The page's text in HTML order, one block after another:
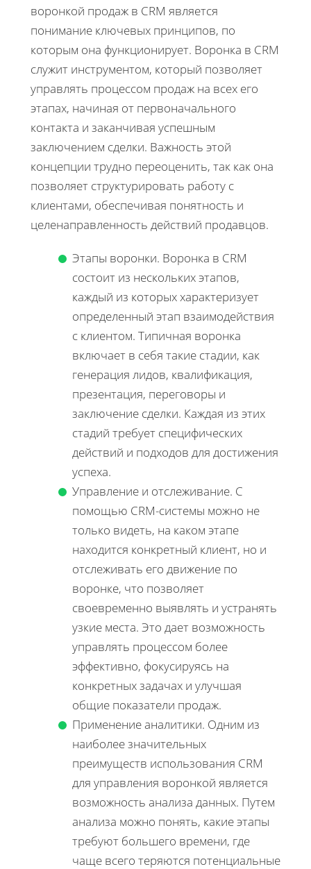
воронкой продаж в CRM является
понимание ключевых принципов, по
которым она функционирует. Воронка в CRM
служит инструментом, который позволяет
управлять процессом продаж на всех его
этапах, начиная от первоначального
контакта и заканчивая успешным
заключением сделки. Важность этой
концепции трудно переоценить, так как она
позволяет структурировать работу с
клиентами, обеспечивая понятность и
целенаправленность действий продавцов.
Этапы воронки. Воронка в CRM
состоит из нескольких этапов,
каждый из которых характеризует
определенный этап взаимодействия
с клиентом. Типичная воронка
включает в себя такие стадии, как
генерация лидов, квалификация,
презентация, переговоры и
заключение сделки. Каждая из этих
стадий требует специфических
действий и подходов для достижения
успеха.
Управление и отслеживание. С
помощью CRM-системы можно не
только видеть, на каком этапе
находится конкретный клиент, но и
отслеживать его движение по
воронке, что позволяет
своевременно выявлять и устранять
узкие места. Это дает возможность
управлять процессом более
эффективно, фокусируясь на
конкретных задачах и улучшая
общие показатели продаж.
Применение аналитики. Одним из
наиболее значительных
преимуществ использования CRM
для управления воронкой является
возможность анализа данных. Путем
анализа можно понять, какие этапы
требуют большего времени, где
чаще всего теряются потенциальные